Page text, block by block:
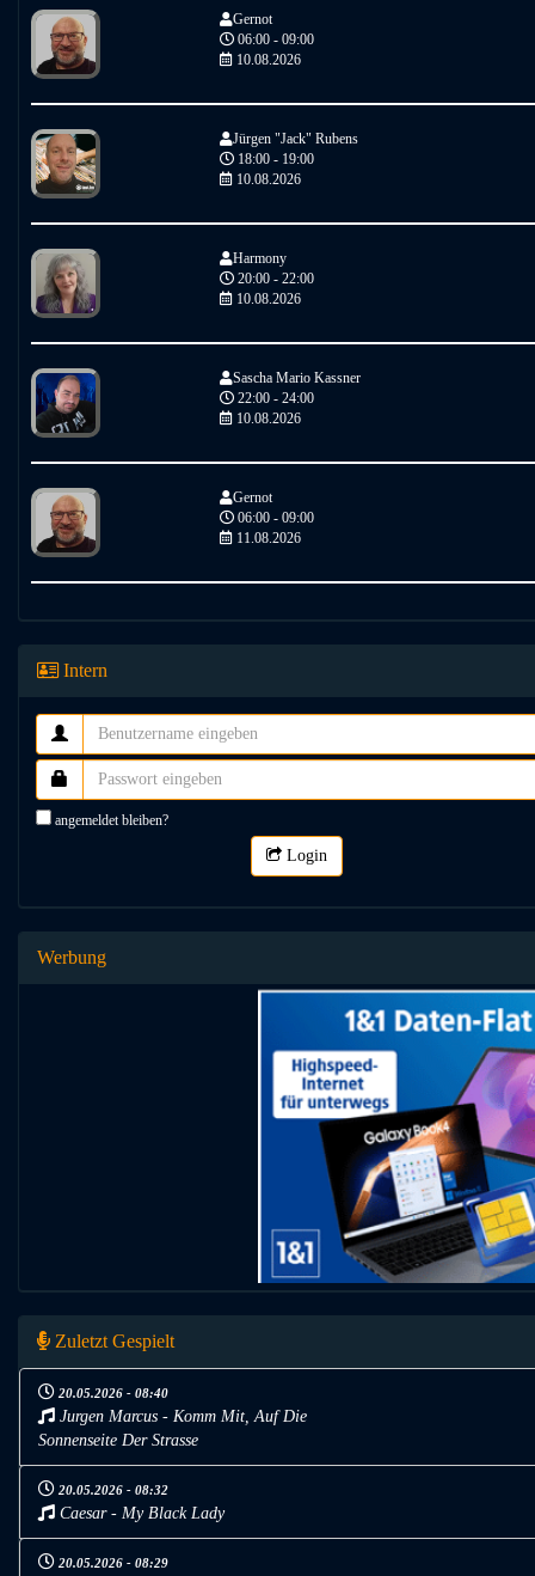
Gernot
06:00 - 09:00
10.08.2026
Jürgen "Jack" Rubens
18:00 - 19:00
10.08.2026
Harmony
20:00 - 22:00
10.08.2026
Sascha Mario Kassner
22:00 - 24:00
10.08.2026
Gernot
06:00 - 09:00
11.08.2026
Intern
angemeldet bleiben?
Login
Werbung
Zuletzt Gespielt
20.05.2026 - 08:40
Jurgen Marcus - Komm Mit, Auf Die
Sonnenseite Der Strasse
20.05.2026 - 08:32
Caesar - My Black Lady
20.05.2026 - 08:29